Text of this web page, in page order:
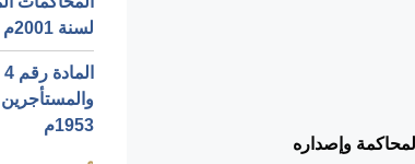
وإصداره
لسنة 2001م
1953م